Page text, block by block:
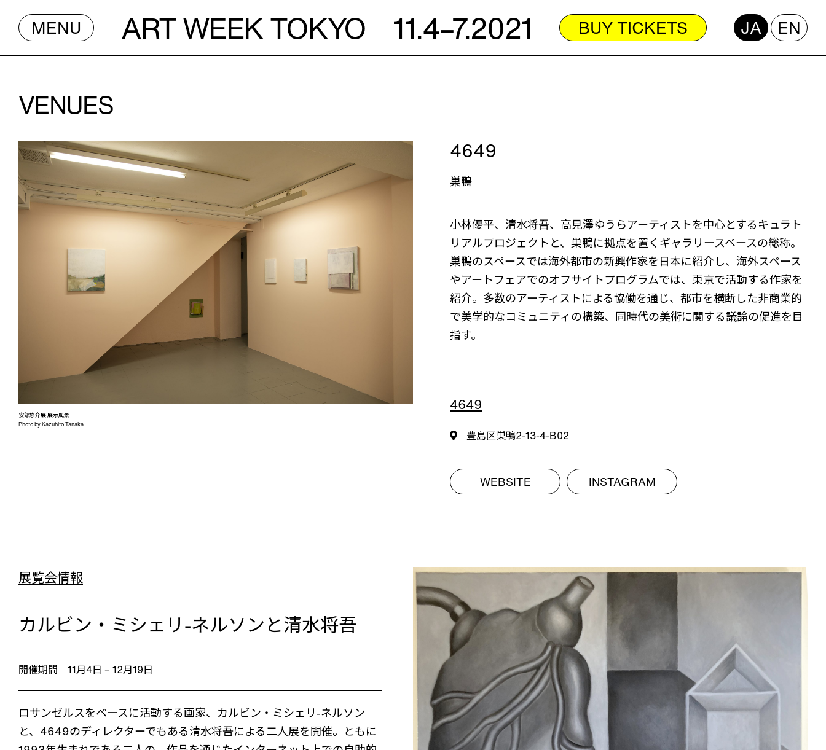
MENU ART WEEK TOKYO 11.4–7.2021 BUY TICKETS JA EN
VENUES
安部悠介展 展示風景
Photo by Kazuhito Tanaka
4649
巣鴨
小林優平、清水将吾、高見澤ゆうらアーティストを中心とするキュラト
リアルプロジェクトと、巣鴨に拠点を置くギャラリースペースの総称。
巣鴨のスペースでは海外都市の新興作家を日本に紹介し、海外スペース
やアートフェアでのオフサイトプログラムでは、東京で活動する作家を
紹介。多数のアーティストによる協働を通じ、都市を横断した非商業的
で美学的なコミュニティの構築、同時代の美術に関する議論の促進を目
指す。
4649
豊島区巣鴨2-13-4-B02
WEBSITE INSTAGRAM
展覧会情報
カルビン・ミシェリ-ネルソンと清水将吾
開催期間 11月4日 – 12月19日
ロサンゼルスをベースに活動する画家、カルビン・ミシェリ-ネルソン
と、4649のディレクターでもある清水将吾による二人展を開催。ともに